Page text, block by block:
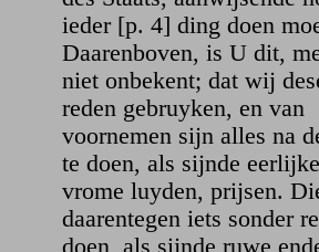
ieder [p. 4] ding doen
Daarenboven, is U dit,
niet onbekent; dat wij
reden gebruyken, en van
voornemen sijn alles na
te doen, als sijnde
vrome luyden, prijsen.
daarentegen iets sonder
doen, als sijnde ruwe